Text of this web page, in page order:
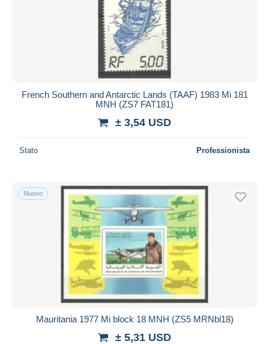
French Southern and Antarctic Lands (TAAF) 1983 Mi 181
MNH (ZS7 FAT181)
± 3,54 USD
Stato Professionista
Nuovo
Mauritania 1977 Mi block 18 MNH (ZS5 MRNbl18)
± 5,31 USD